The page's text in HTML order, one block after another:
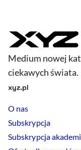
Medium nowej
ciekawych świata.
xyz.pl
O nas
Subskrypcja
Subskrypcja